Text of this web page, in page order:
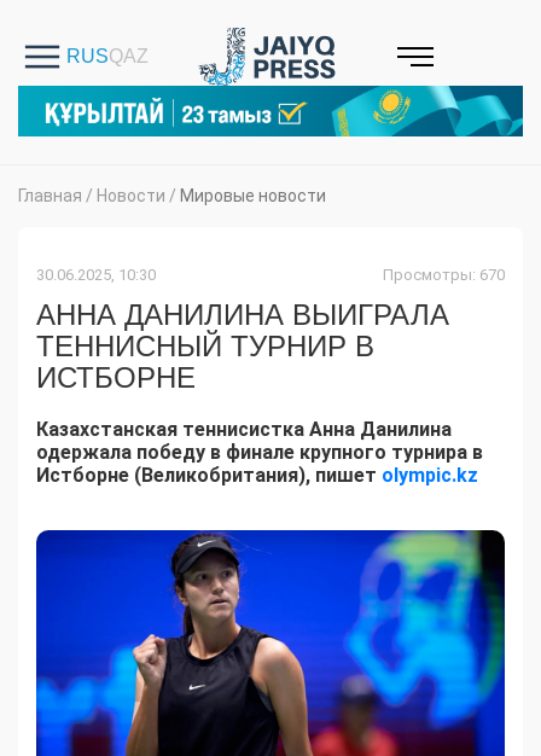
Главная / Новости / Мировые новости
30.06.2025, 10:30 Просмотры: 670
АННА ДАНИЛИНА ВЫИГРАЛА
ТЕННИСНЫЙ ТУРНИР В
ИСТБОРНЕ
Казахстанская теннисистка Анна Данилина
одержала победу в финале крупного турнира в
Истборне (Великобритания), пишет olympic.kz